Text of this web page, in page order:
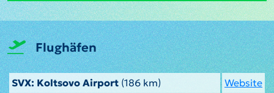
Flughäfen
SVX: Koltsovo Airport (186 km)
Website